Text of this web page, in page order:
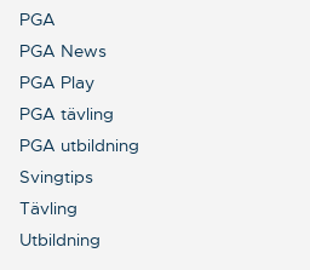
PGA
PGA News
PGA Play
PGA tävling
PGA utbildning
Svingtips
Tävling
Utbildning